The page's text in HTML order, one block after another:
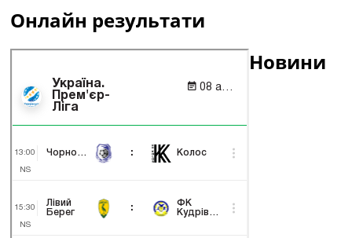
Онлайн результати
Новини